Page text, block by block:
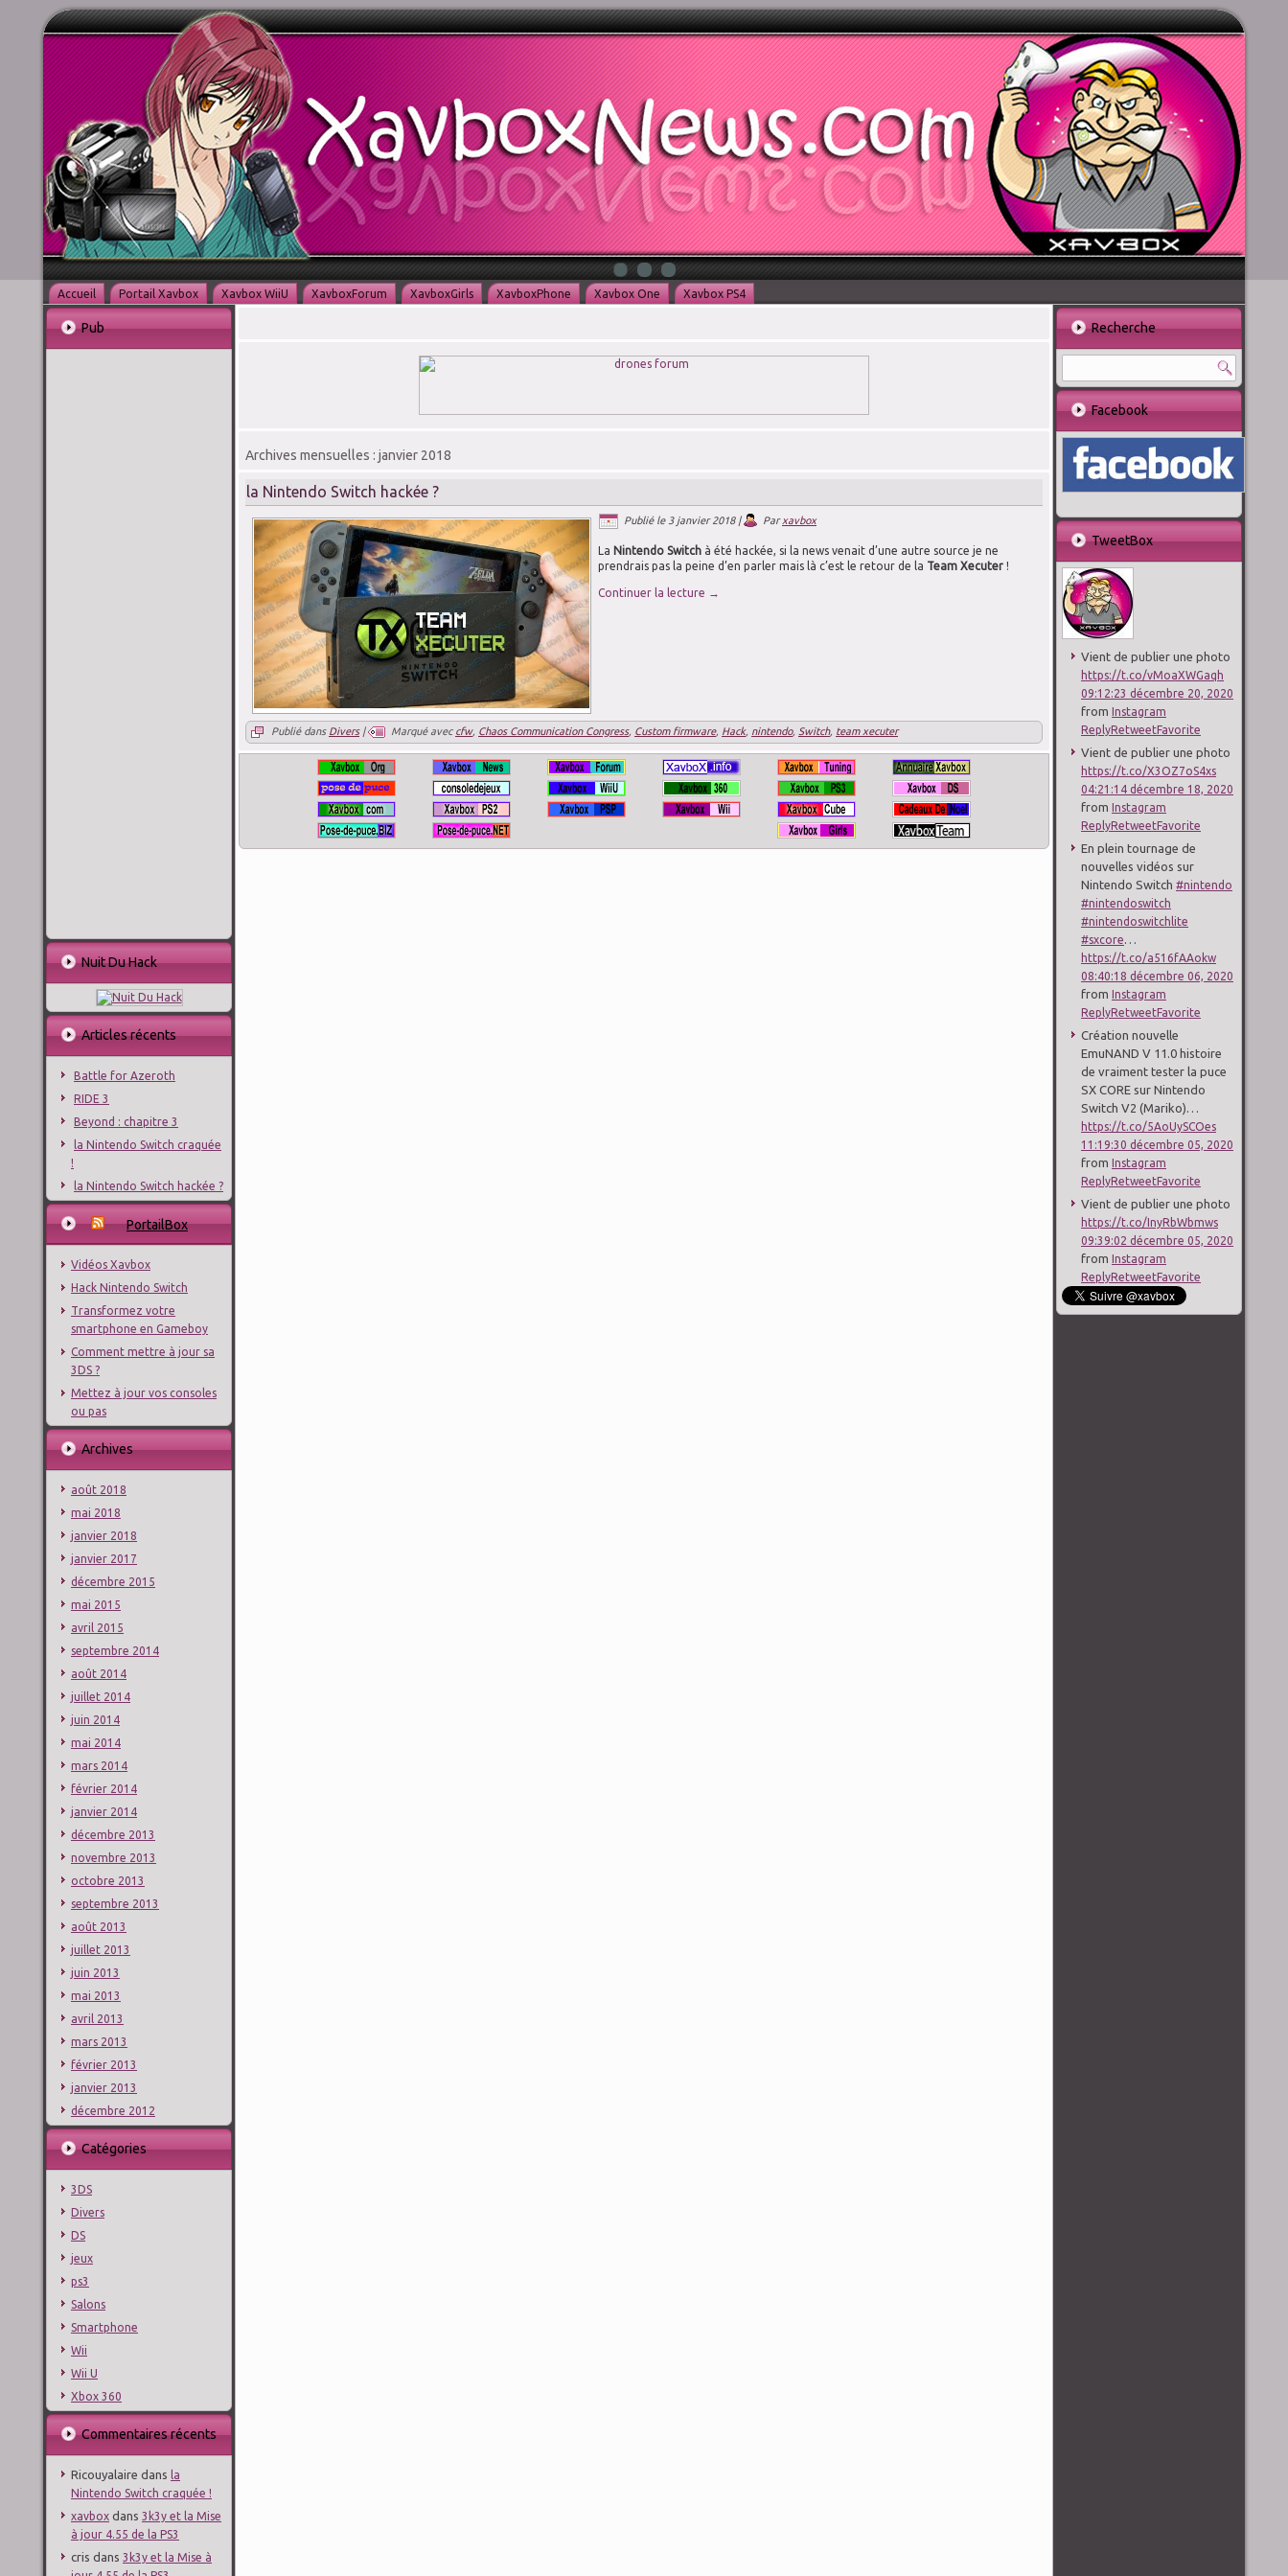
Accueil Portail Xavbox Xavbox WiiU XavboxForum XavboxGirls XavboxPhone Xavbox One Xavbox PS4
Pub
Nuit Du Hack
Articles récents
Battle for Azeroth
RIDE 3
Beyond : chapitre 3
la Nintendo Switch craquée
!
la Nintendo Switch hackée ?
PortailBox
Vidéos Xavbox
Hack Nintendo Switch
Transformez votre
smartphone en Gameboy
Comment mettre à jour sa
3DS ?
Mettez à jour vos consoles
ou pas
Archives
août 2018
mai 2018
janvier 2018
janvier 2017
décembre 2015
mai 2015
avril 2015
septembre 2014
août 2014
juillet 2014
juin 2014
mai 2014
mars 2014
février 2014
janvier 2014
décembre 2013
novembre 2013
octobre 2013
septembre 2013
août 2013
juillet 2013
juin 2013
mai 2013
avril 2013
mars 2013
février 2013
janvier 2013
décembre 2012
Catégories
3DS
Divers
DS
jeux
ps3
Salons
Smartphone
Wii
Wii U
Xbox 360
Commentaires récents
Ricouyalaire dans la
Nintendo Switch craquée !
xavbox dans 3k3y et la Mise
à jour 4.55 de la PS3
cris dans 3k3y et la Mise à
Archives mensuelles : janvier 2018
la Nintendo Switch hackée ?
Publié le 3 janvier 2018| Par xavbox
La Nintendo Switch à été hackée, si la news venait d’une autre source je ne
prendrais pas la peine d’en parler mais là c’est le retour de la Team Xecuter !
Continuer la lecture →
Publié dans Divers| Marqué avec cfw, Chaos Communication Congress, Custom firmware, Hack, nintendo, Switch, team xecuter
Recherche
Facebook
TweetBox
Vient de publier une photo
https://t.co/vMoaXWGaqh
09:12:23 décembre 20, 2020
from Instagram
ReplyRetweetFavorite
Vient de publier une photo
https://t.co/X3OZ7oS4xs
04:21:14 décembre 18, 2020
from Instagram
ReplyRetweetFavorite
En plein tournage de
nouvelles vidéos sur
Nintendo Switch #nintendo
#nintendoswitch
#nintendoswitchlite
#sxcore
https://t.co/a516fAAokw
08:40:18 décembre 06, 2020
from Instagram
ReplyRetweetFavorite
Création nouvelle
EmuNAND V 11.0 histoire
de vraiment tester la puce
SX CORE sur Nintendo
Switch V2 (Mariko)…
https://t.co/5AoUySCOes
11:19:30 décembre 05, 2020
from Instagram
ReplyRetweetFavorite
Vient de publier une photo
https://t.co/InyRbWbmws
09:39:02 décembre 05, 2020
from Instagram
ReplyRetweetFavorite